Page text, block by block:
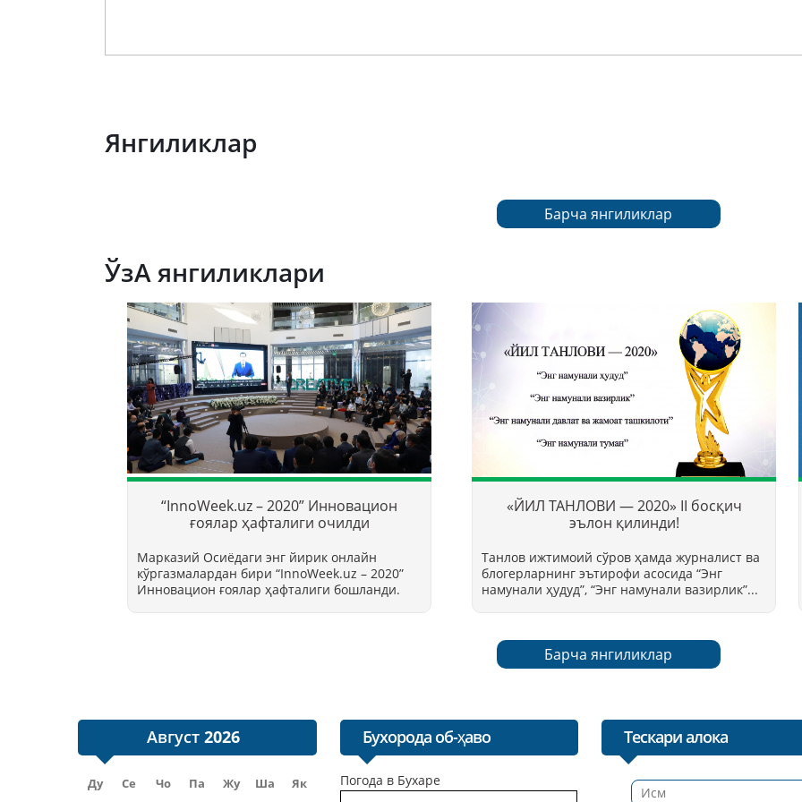
Янгиликлар
Барча янгиликлар
ЎзА янгиликлари
“InnoWeek.uz – 2020” Инновацион
ғоялар ҳафталиги очилди
Марказий Осиёдаги энг йирик онлайн
кўргазмалардан бири “InnoWееk.uz – 2020”
Инновацион ғоялар ҳафталиги бошланди.
«ЙИЛ ТАНЛОВИ — 2020» II босқич
эълон қилинди!
Танлов ижтимоий сўров ҳамда журналист ва
блогерларнинг эътирофи асосида “Энг
намунали ҳудуд”, “Энг намунали вазирлик”...
Барча янгиликлар
Август
Ду Се Чо Па Жу Ша Як
Бухорода об-ҳаво
Погода в Бухаре
Тескари алока